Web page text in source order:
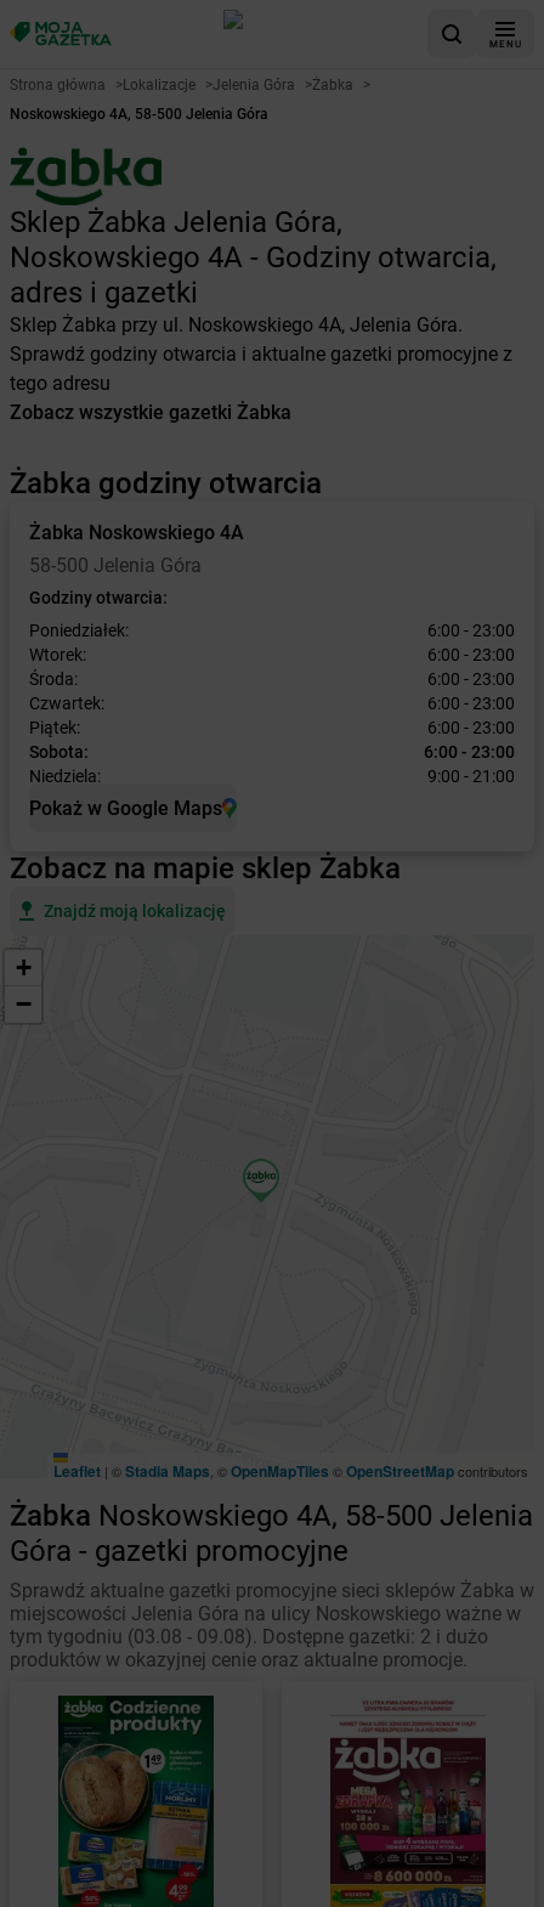
MENU
Strona główna >Lokalizacje >Jelenia Góra >Żabka
>
Noskowskiego 4A, 58-500 Jelenia Góra
Sklep Żabka Jelenia Góra,
Noskowskiego 4A - Godziny otwarcia,
adres i gazetki
Sklep Żabka przy ul. Noskowskiego 4A, Jelenia Góra.
Sprawdź godziny otwarcia i aktualne gazetki promocyjne z
tego adresu
Zobacz wszystkie gazetki Żabka
Żabka godziny otwarcia
Żabka Noskowskiego 4A
58-500 Jelenia Góra
Godziny otwarcia:
Poniedziałek:
6:00 - 23:00
Wtorek:
6:00 - 23:00
Środa:
6:00 - 23:00
Czwartek:
6:00 - 23:00
Piątek:
6:00 - 23:00
Sobota:
6:00 - 23:00
Niedziela:
9:00 - 21:00
Pokaż w Google Maps
Zobacz na mapie sklep Żabka
Znajdź moją lokalizację
+
−
Leaflet | ©Stadia Maps , ©OpenMapTiles ©OpenStreetMapcontributors
Żabka Noskowskiego 4A, 58-500 Jelenia
Góra - gazetki promocyjne
Sprawdź aktualne gazetki promocyjne sieci sklepów Żabka w
miejscowości Jelenia Góra na ulicy Noskowskiego ważne w
tym tygodniu (03.08 - 09.08). Dostępne gazetki: 2 i dużo
produktów w okazyjnej cenie oraz aktualne promocje.